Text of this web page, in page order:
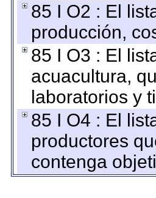
85 I O2 : El
producción,
85 I O3 : El
acuacultura,
laboratorios y
85 I O4 : El
productores
contenga